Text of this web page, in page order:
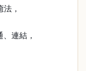
，
連結，